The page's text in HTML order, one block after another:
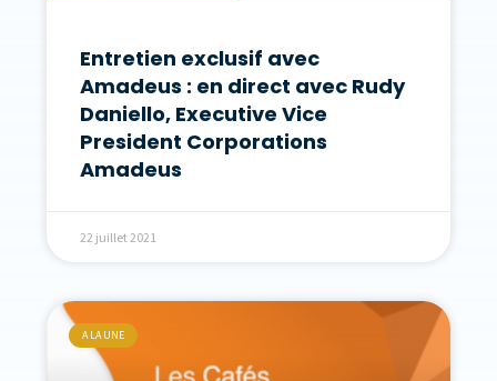
Entretien exclusif avec
Amadeus : en direct avec Rudy
Daniello, Executive Vice
President Corporations
Amadeus
22 juillet 2021
A LA UNE